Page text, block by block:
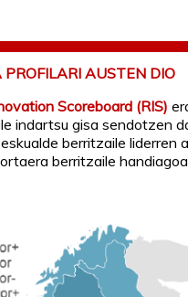
AUSTEN DIO
Scoreboard (RIS)
indartsu gisa sendotzen
berritzaile liderren
berritzaile